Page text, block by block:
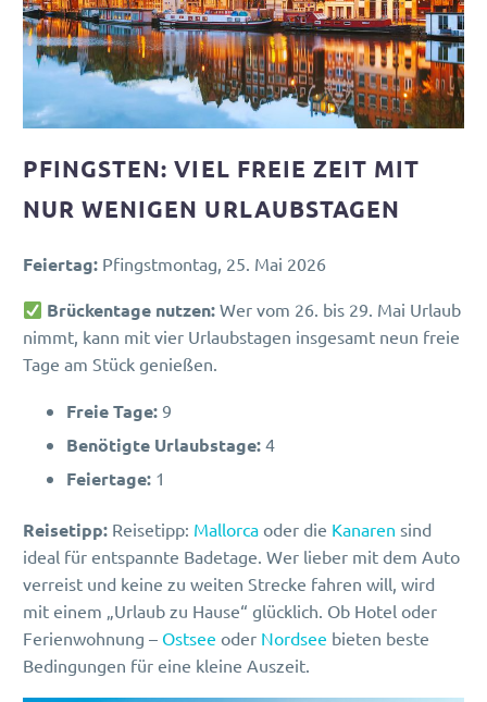
PFINGSTEN: VIEL FREIE ZEIT MIT
NUR WENIGEN URLAUBSTAGEN
Feiertag: Pfingstmontag, 25. Mai 2026
Brückentage nutzen: Wer vom 26. bis 29. Mai Urlaub
nimmt, kann mit vier Urlaubstagen insgesamt neun freie
Tage am Stück genießen.
Freie Tage: 9
Benötigte Urlaubstage: 4
Feiertage: 1
Reisetipp: Reisetipp: Mallorca oder die Kanaren sind
ideal für entspannte Badetage. Wer lieber mit dem Auto
verreist und keine zu weiten Strecke fahren will, wird
mit einem „Urlaub zu Hause“ glücklich. Ob Hotel oder
Ferienwohnung – Ostsee oder Nordsee bieten beste
Bedingungen für eine kleine Auszeit.